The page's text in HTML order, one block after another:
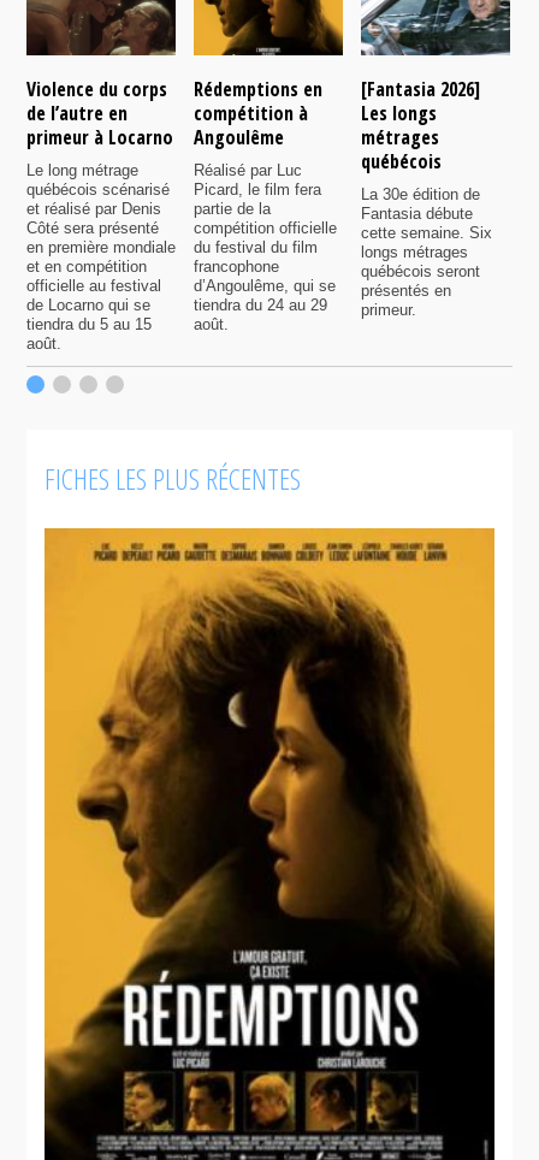
Violence du corps
de l’autre en
primeur à Locarno
Le long métrage
québécois scénarisé
et réalisé par Denis
Côté sera présenté
en première mondiale
et en compétition
officielle au festival
de Locarno qui se
tiendra du 5 au 15
août.
Rédemptions en
compétition à
Angoulême
Réalisé par Luc
Picard, le film fera
partie de la
compétition officielle
du festival du film
francophone
d’Angoulême, qui se
tiendra du 24 au 29
août.
[Fantasia 2026]
Les longs
métrages
québécois
La 30e édition de
Fantasia débute
cette semaine. Six
longs métrages
québécois seront
présentés en
primeur.
FICHES LES PLUS RÉCENTES